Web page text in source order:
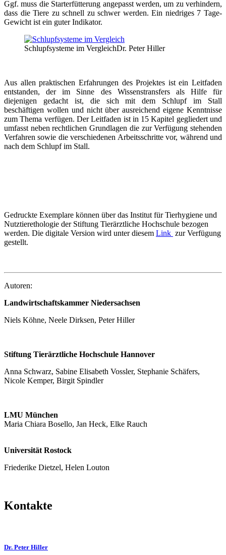
Ggf. muss die Starterfütterung angepasst werden, um zu verhindern,
dass die Tiere zu schnell zu schwer werden. Ein niedriges 7 Tage-
Gewicht ist ein guter Indikator.
Schlupfsysteme im VergleichDr. Peter Hiller
Aus allen praktischen Erfahrungen des Projektes ist ein Leitfaden
entstanden, der im Sinne des Wissenstransfers als Hilfe für
diejenigen gedacht ist, die sich mit dem Schlupf im Stall
beschäftigen wollen und nicht über ausreichend eigene Kenntnisse
zum Thema verfügen. Der Leitfaden ist in 15 Kapitel gegliedert und
umfasst neben rechtlichen Grundlagen die zur Verfügung stehenden
Verfahren sowie die verschiedenen Arbeitsschritte vor, während und
nach dem Schlupf im Stall.
Gedruckte Exemplare können über das Institut für Tierhygiene und
Nutztierethologie der Stiftung Tierärztliche Hochschule bezogen
werden. Die digitale Version wird unter diesem Link zur Verfügung
gestellt.
Autoren:
Landwirtschaftskammer Niedersachsen
Niels Köhne, Neele Dirksen, Peter Hiller
Stiftung Tierärztliche Hochschule Hannover
Anna Schwarz, Sabine Elisabeth Vossler, Stephanie Schäfers,
Nicole Kemper, Birgit Spindler
LMU München
Maria Chiara Bosello, Jan Heck, Elke Rauch
Universität Rostock
Friederike Dietzel, Helen Louton
Kontakte
Dr. Peter Hiller